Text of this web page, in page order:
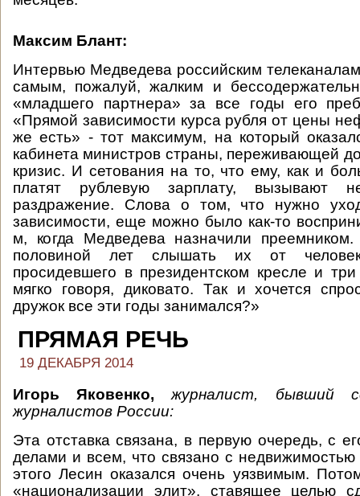
Максим Блант:
Интервью Медведева российским
самым, пожалуй, жалким и
«младшего партнера» за все годы его
«Прямой зависимости курса рубля от цены
же есть» - тот максимум, на который
кабинета министров страны, переживающей
кризис. И сетования на то, что ему, как и
платят рублевую зарплату, вызывают
раздражение. Слова о том, что нужно
зависимости, еще можно было как-то
м, когда Медведева назначили
половиной лет слышать их от
просидевшего в президентском кресле и
мягко говоря, диковато. Так и хочется
дружок все эти годы занимался?»
ПРЯМАЯ РЕЧЬ
19 ДЕКАБРЯ 2014
Игорь Яковенко,
журналист, бывший
журналистов России:
Эта отставка связана, в первую очередь, с
делами и всем, что связано с
этого Лесин оказался очень уязвимым.
«национализации элит», ставящее целью